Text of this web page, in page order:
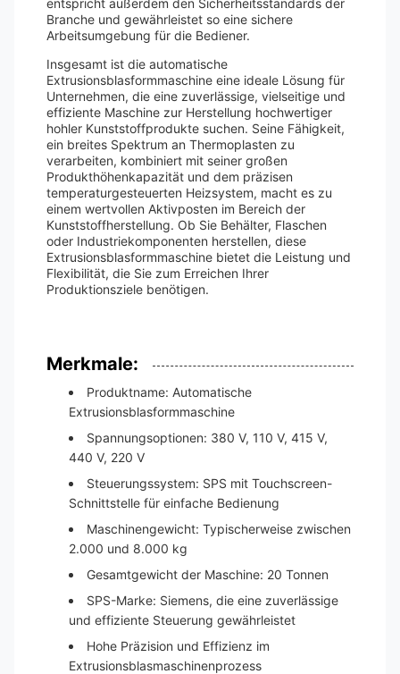
entspricht außerdem den Sicherheitsstandards der
Branche und gewährleistet so eine sichere
Arbeitsumgebung für die Bediener.
Insgesamt ist die automatische
Extrusionsblasformmaschine eine ideale Lösung für
Unternehmen, die eine zuverlässige, vielseitige und
effiziente Maschine zur Herstellung hochwertiger
hohler Kunststoffprodukte suchen. Seine Fähigkeit,
ein breites Spektrum an Thermoplasten zu
verarbeiten, kombiniert mit seiner großen
Produkthöhenkapazität und dem präzisen
temperaturgesteuerten Heizsystem, macht es zu
einem wertvollen Aktivposten im Bereich der
Kunststoffherstellung. Ob Sie Behälter, Flaschen
oder Industriekomponenten herstellen, diese
Extrusionsblasformmaschine bietet die Leistung und
Flexibilität, die Sie zum Erreichen Ihrer
Produktionsziele benötigen.
Merkmale:
Produktname: Automatische
Extrusionsblasformmaschine
Spannungsoptionen: 380 V, 110 V, 415 V,
440 V, 220 V
Steuerungssystem: SPS mit Touchscreen-
Schnittstelle für einfache Bedienung
Maschinengewicht: Typischerweise zwischen
2.000 und 8.000 kg
Gesamtgewicht der Maschine: 20 Tonnen
SPS-Marke: Siemens, die eine zuverlässige
und effiziente Steuerung gewährleistet
Hohe Präzision und Effizienz im
Extrusionsblasmaschinenprozess